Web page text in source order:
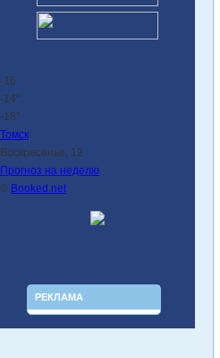
-16
-14°
-18°
Томск
Воскресенье, 12
Прогноз на неделю
© Booked.net
РЕКЛАМА